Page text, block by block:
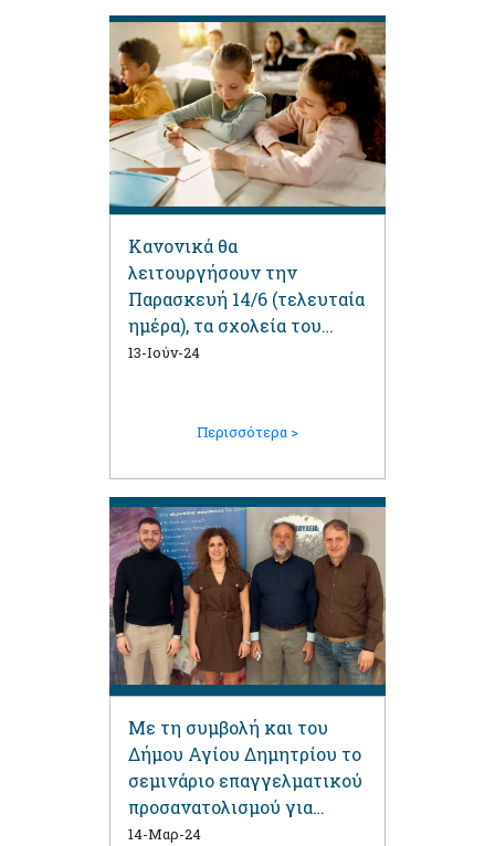
Κανονικά θα
λειτουργήσουν την
Παρασκευή 14/6 (τελευταία
ημέρα), τα σχολεία του
Αγίου Δημητρίου
13-Ιούν-24
Περισσότερα >
Με τη συμβολή και του
Δήμου Αγίου Δημητρίου το
σεμινάριο επαγγελματικού
προσανατολισμού για
παιδιά Γ΄ Γυμνασίου και Α΄
14-Μαρ-24